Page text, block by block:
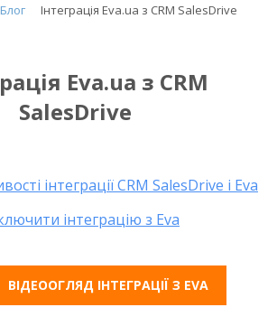
Блог Інтеграція Eva.ua з CRM SalesDrive
Eva.ua з CRM
SalesDrive
інтеграції CRM SalesDrive і Eva
інтеграцію з Eva
ВІДЕООГЛЯД ІНТЕГРАЦІЇ З EVA